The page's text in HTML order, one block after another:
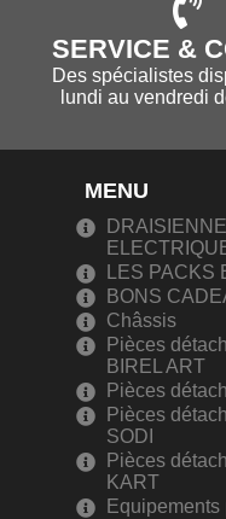
SERVICE &
Des spécialistes
lundi au vendredi
MENU
LES PACKS
BONS
Châssis
Pièces
BIREL ART
Pièces
Pièces
SODI
Pièces
KART
Equipements